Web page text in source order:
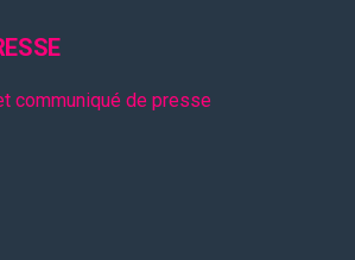
communiqué de presse